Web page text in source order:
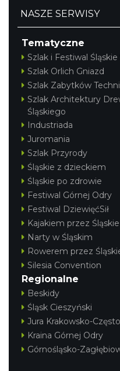
NASZE SERWISY
Tematyczne
Szlak i Festiwal
Szlak Orlich Gniazd
Szlak Zabytków
Szlak Architektury
Śląskiego
Industriada
Juromania
Szlak Przyrody
Śląskie z dzieckiem
Śląskie po zdrowie
Festiwal Górnej Odry
Festiwal DziewięćSił
Kajakiem przez Śląskie
Narty w Śląskim
Rowerem przez
Silesia Convention
Regionalne
Beskidy
Śląsk Cieszyński
Jura Krakowsko-
Kraina Górnej Odry
Górnośląsko-